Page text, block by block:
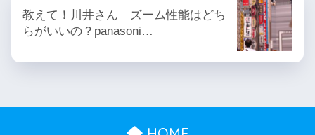
教えて！川井さん ズーム性能はどち
らがいいの？panasoni…